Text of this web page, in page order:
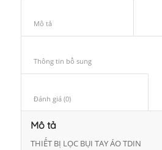
Mô tả
Thông tin bổ sung
Đánh giá (0)
Mô tả
THIẾT BỊ LỌC BỤI TAY ÁO TDIN